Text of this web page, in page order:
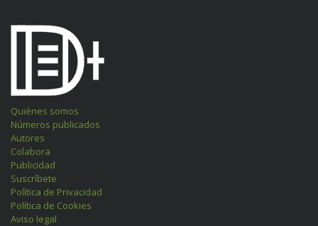
Quiénes somos
Números publicados
Autores
Colabora
Publicidad
Suscríbete
Política de Privacidad
Política de Cookies
Aviso legal